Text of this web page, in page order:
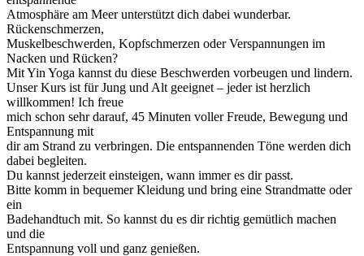
Atmosphäre am Meer unterstützt dich dabei wunderbar.
Rückenschmerzen,
Muskelbeschwerden, Kopfschmerzen oder Verspannungen im
Nacken und Rücken?
Mit Yin Yoga kannst du diese Beschwerden vorbeugen und lindern.
Unser Kurs ist für Jung und Alt geeignet – jeder ist herzlich
willkommen! Ich freue
mich schon sehr darauf, 45 Minuten voller Freude, Bewegung und
Entspannung mit
dir am Strand zu verbringen. Die entspannenden Töne werden dich
dabei begleiten.
Du kannst jederzeit einsteigen, wann immer es dir passt.
Bitte komm in bequemer Kleidung und bring eine Strandmatte oder
ein
Badehandtuch mit. So kannst du es dir richtig gemütlich machen
und die
Entspannung voll und ganz genießen.